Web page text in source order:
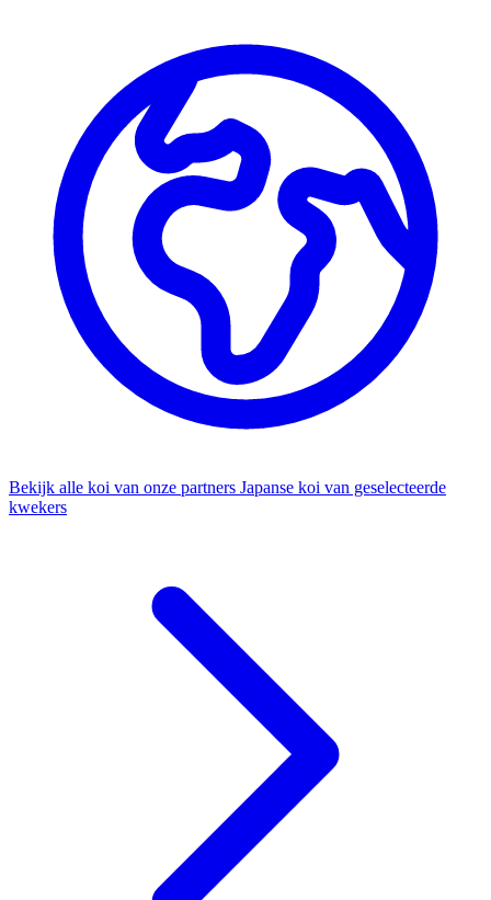
Bekijk alle koi van onze partners Japanse koi van geselecteerde
kwekers